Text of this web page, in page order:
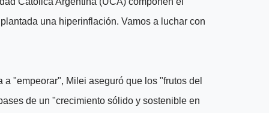
una hiperinflación. Vamos a luchar con
"empeorar", Milei aseguró que los "frutos del
de un "crecimiento sólido y sostenible en